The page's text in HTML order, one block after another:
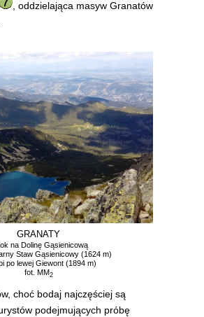
, oddzielająca masyw Granatów
GRANATY
na Dolinę Gąsienicową
Staw Gąsienicowy (1624 m)
po lewej Giewont (1894 m)
fot. MM2
choć bodaj najczęściej są
podejmujących próbę